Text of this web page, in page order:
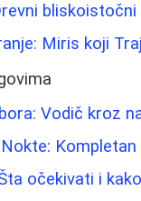
Miris koji
Vodič kroz
očekivati i